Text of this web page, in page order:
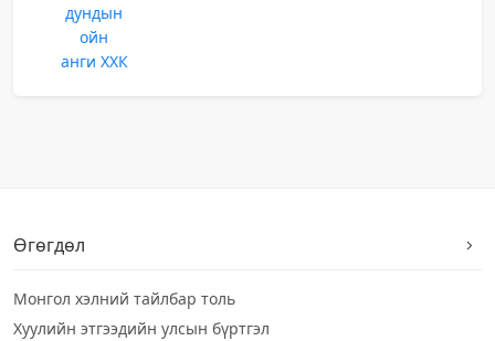
дундын
ойн
анги ХХК
Өгөгдөл
Монгол хэлний тайлбар толь
Хуулийн этгээдийн улсын бүртгэл